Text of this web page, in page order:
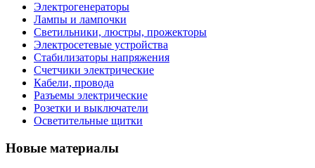
Электрогенераторы
Лампы и лампочки
Светильники, люстры, прожекторы
Электросетевые устройства
Стабилизаторы напряжения
Счетчики электрические
Кабели, провода
Разъемы электрические
Розетки и выключатели
Осветительные щитки
Новые материалы